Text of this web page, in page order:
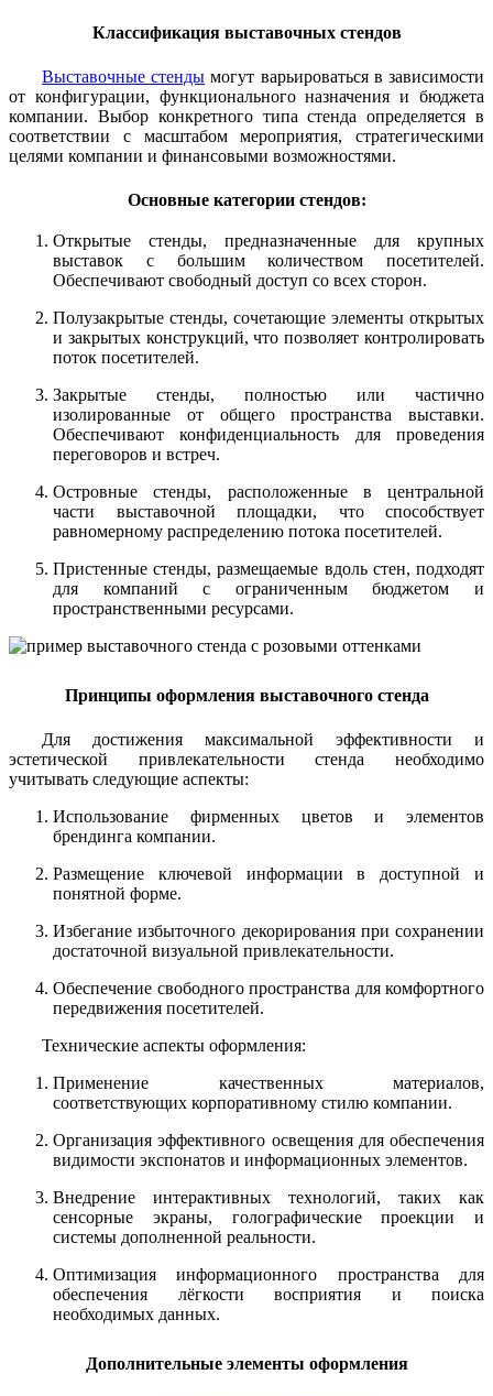
Классификация выставочных стендов
Выставочные стенды могут варьироваться в зависимости
от конфигурации, функционального назначения и бюджета
компании. Выбор конкретного типа стенда определяется в
соответствии с масштабом мероприятия, стратегическими
целями компании и финансовыми возможностями.
Основные категории стендов:
Открытые стенды, предназначенные для крупных
выставок с большим количеством посетителей.
Обеспечивают свободный доступ со всех сторон.
Полузакрытые стенды, сочетающие элементы открытых
и закрытых конструкций, что позволяет контролировать
поток посетителей.
Закрытые стенды, полностью или частично
изолированные от общего пространства выставки.
Обеспечивают конфиденциальность для проведения
переговоров и встреч.
Островные стенды, расположенные в центральной
части выставочной площадки, что способствует
равномерному распределению потока посетителей.
Пристенные стенды, размещаемые вдоль стен, подходят
для компаний с ограниченным бюджетом и
пространственными ресурсами.
Принципы оформления выставочного стенда
Для достижения максимальной эффективности и
эстетической привлекательности стенда необходимо
учитывать следующие аспекты:
Использование фирменных цветов и элементов
брендинга компании.
Размещение ключевой информации в доступной и
понятной форме.
Избегание избыточного декорирования при сохранении
достаточной визуальной привлекательности.
Обеспечение свободного пространства для комфортного
передвижения посетителей.
Технические аспекты оформления:
Применение качественных материалов,
соответствующих корпоративному стилю компании.
Организация эффективного освещения для обеспечения
видимости экспонатов и информационных элементов.
Внедрение интерактивных технологий, таких как
сенсорные экраны, голографические проекции и
системы дополненной реальности.
Оптимизация информационного пространства для
обеспечения лёгкости восприятия и поиска
необходимых данных.
Дополнительные элементы оформления